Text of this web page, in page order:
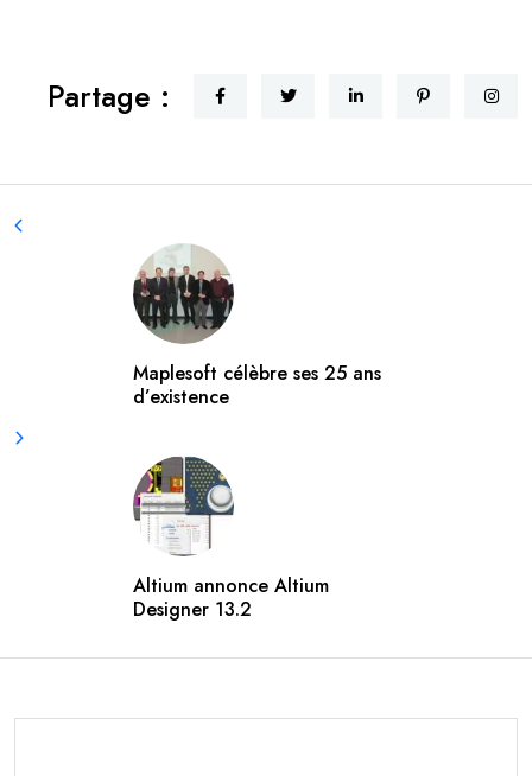
Partage :
Maplesoft célèbre ses 25 ans
d’existence
Altium annonce Altium
Designer 13.2